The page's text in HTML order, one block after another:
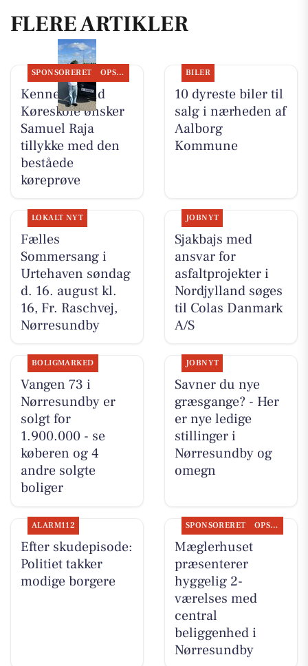
FLERE ARTIKLER
SPONSORERET OPSLAGSTAVLEN
Kenneth Sand
Køreskole ønsker
Samuel Raja
tillykke med den
beståede
køreprøve
BILER
10 dyreste biler til
salg i nærheden af
Aalborg
Kommune
LOKALT NYT
Fælles
Sommersang i
Urtehaven søndag
d. 16. august kl.
16, Fr. Raschvej,
Nørresundby
JOBNYT
Sjakbajs med
ansvar for
asfaltprojekter i
Nordjylland søges
til Colas Danmark
A/S
BOLIGMARKED
Vangen 73 i
Nørresundby er
solgt for
1.900.000 - se
køberen og 4
andre solgte
boliger
JOBNYT
Savner du nye
græsgange? - Her
er nye ledige
stillinger i
Nørresundby og
omegn
ALARM112
Efter skudepisode:
Politiet takker
modige borgere
SPONSORERET OPSLAGSTAVLEN
Mæglerhuset
præsenterer
hyggelig 2-
værelses med
central
beliggenhed i
Nørresundby